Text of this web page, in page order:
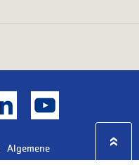
Algemene